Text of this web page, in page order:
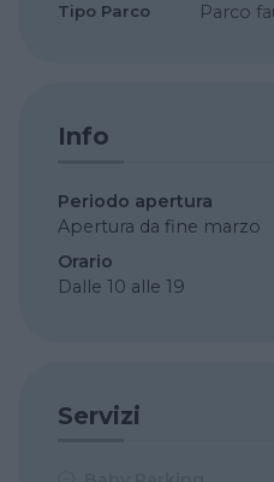
Tipo Parco Parco
Info
Periodo apertura
Apertura da fine marzo
Orario
Dalle 10 alle 19
Servizi